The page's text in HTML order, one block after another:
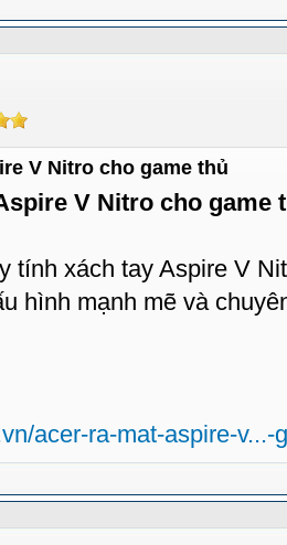
V Nitro cho game thủ
V Nitro cho game
tính xách tay Aspire V
hình mạnh mẽ và
acer-ra-mat-aspire-v...-